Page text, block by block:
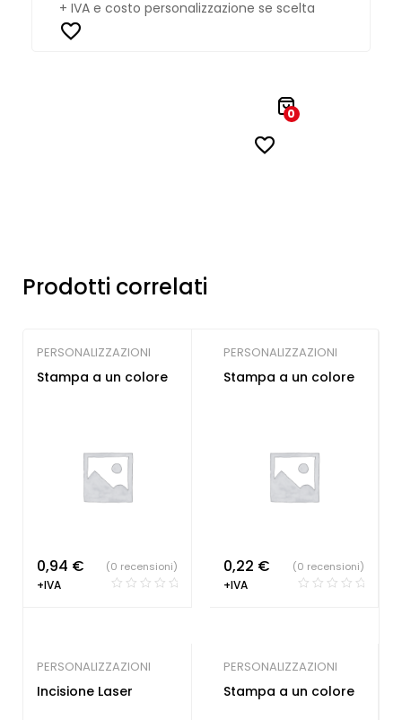
+ IVA e costo personalizzazione se scelta
0
Prodotti correlati
PERSONALIZZAZIONI
Stampa a un colore
0,94 €
+IVA
(0 recensioni)
PERSONALIZZAZIONI
Stampa a un colore
0,22 €
+IVA
(0 recensioni)
PERSONALIZZAZIONI
Incisione Laser
PERSONALIZZAZIONI
Stampa a un colore